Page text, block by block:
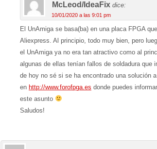
McLeod/IdeaFix dice:
10/01/2020 a las 9:01 pm
El UnAmiga se basa(ba) en una placa FPGA
Aliexpress. Al principio, todo muy bien, pero
el UnAmiga ya no era tan atractivo como al
algunas de ellas tenían fallos de soldadura que
de hoy no sé si se ha encontrado una solución
en http://www.forofpga.es donde puedes
este asunto
Saludos!